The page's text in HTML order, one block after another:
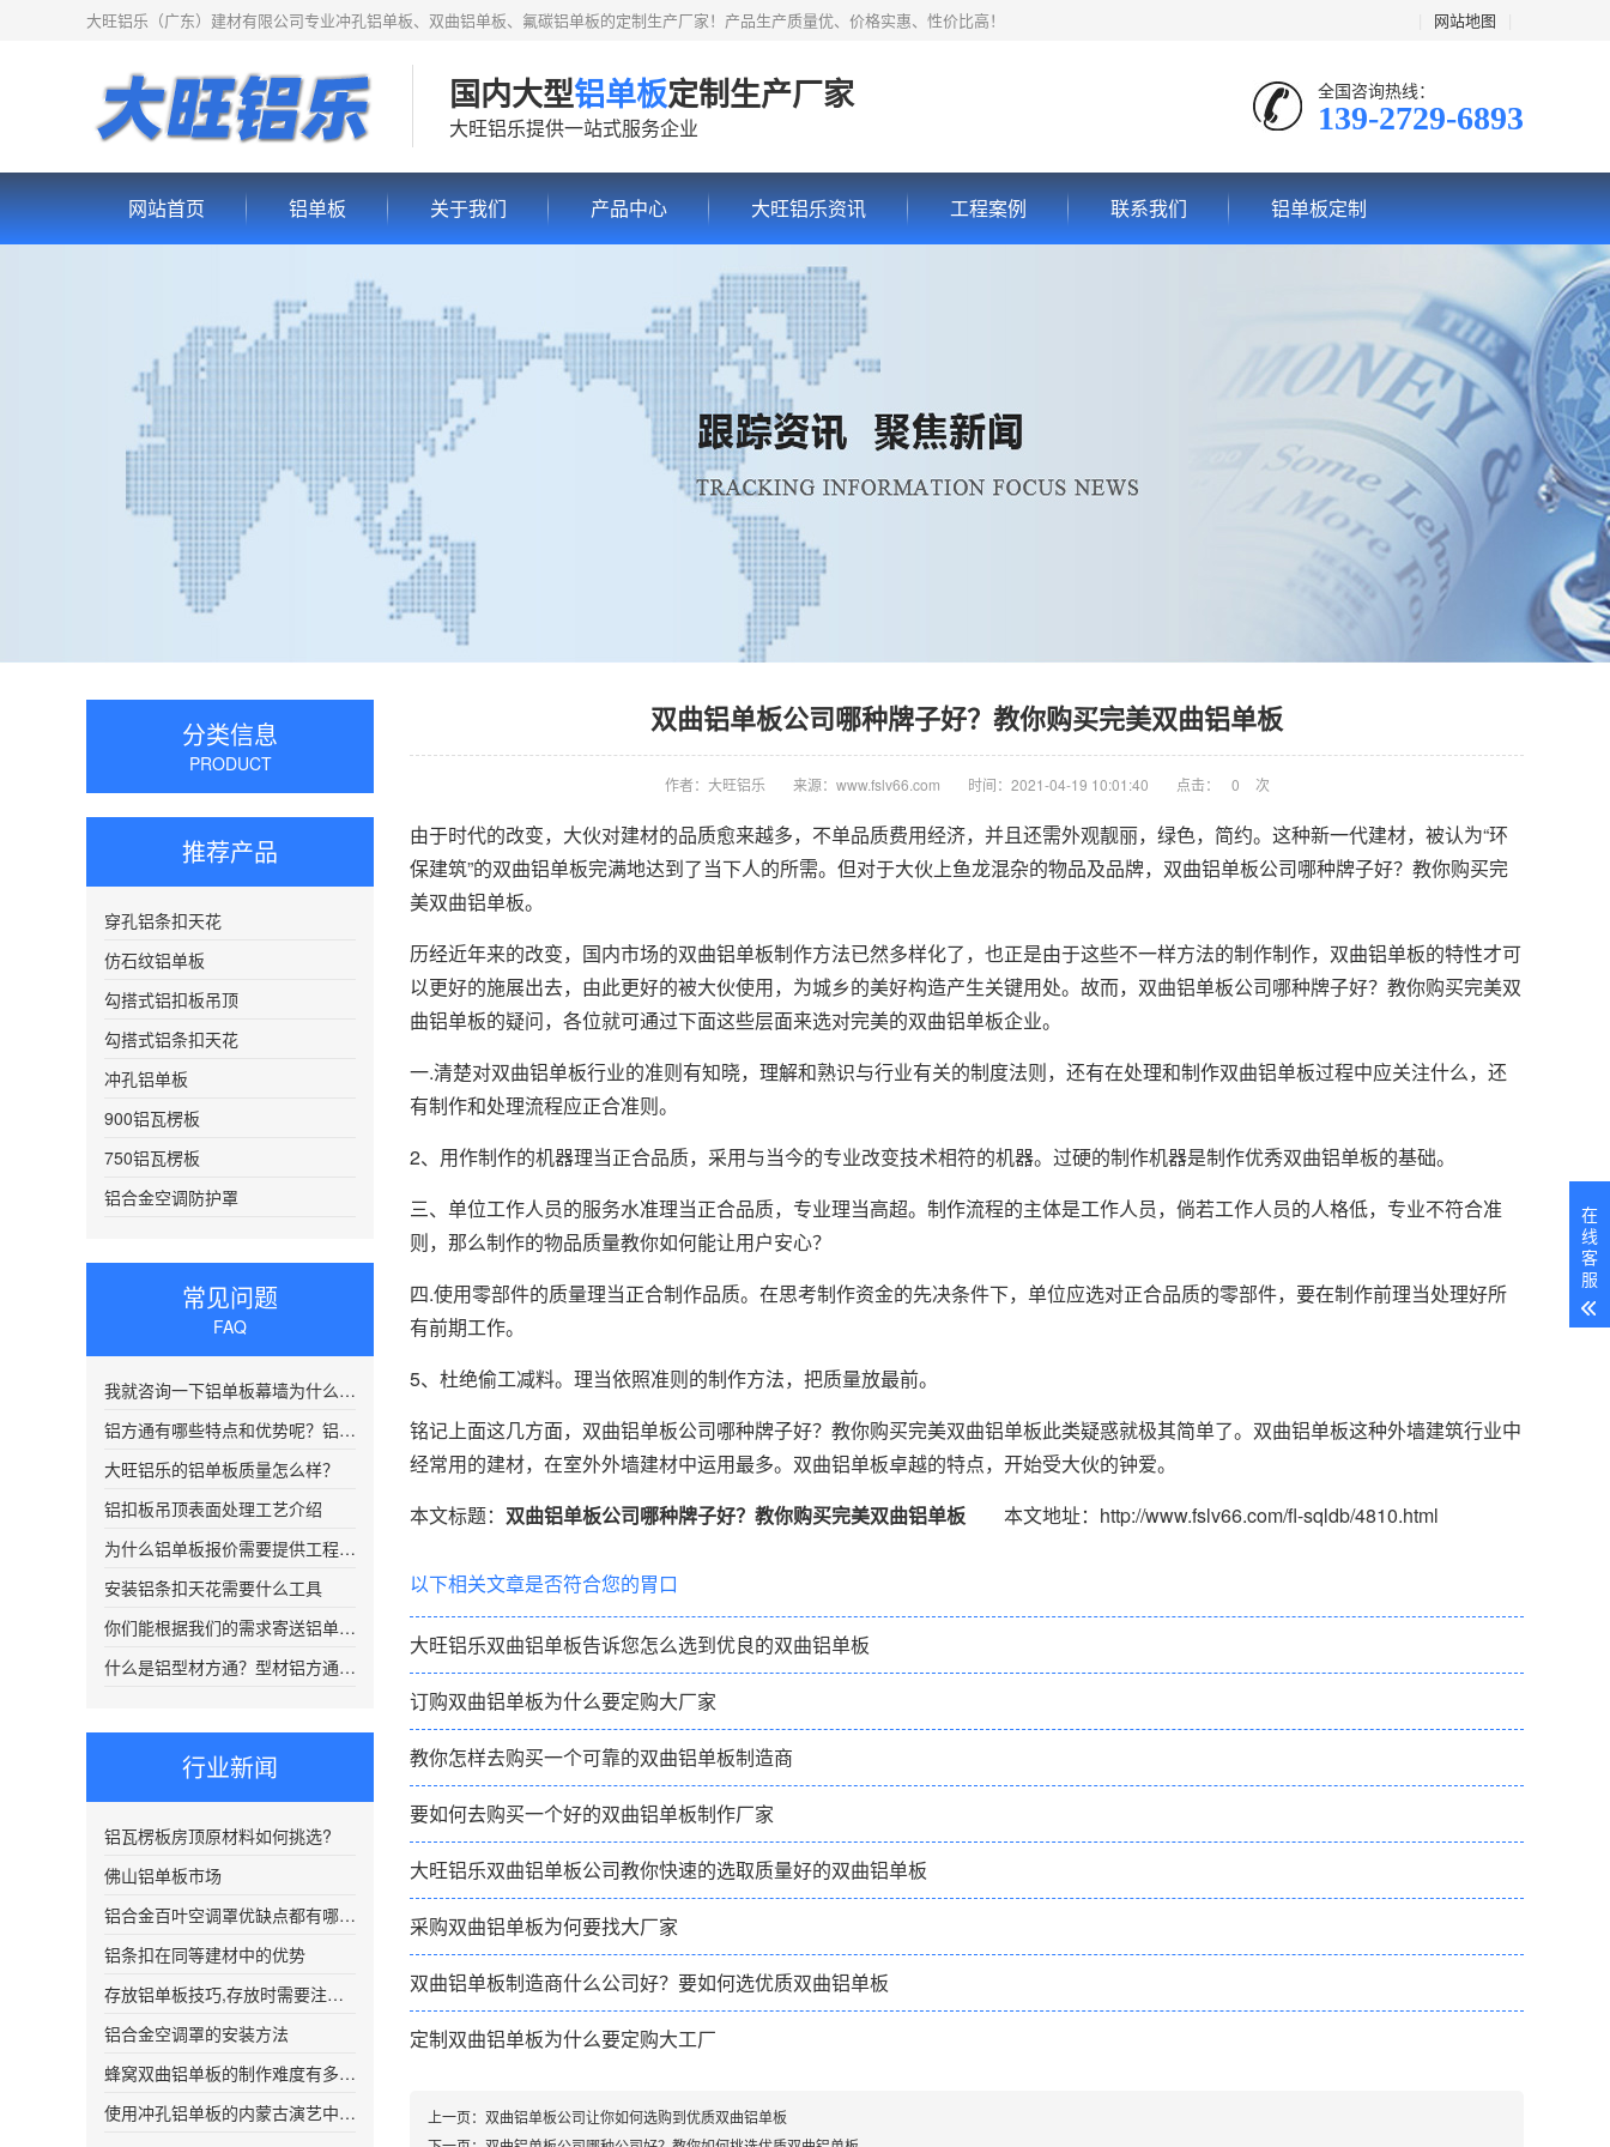
网站地图
大旺铝乐（广东）建材有限公司专业冲孔铝单板、双曲铝单板、氟碳铝单板的定制生产厂家！产品生产质量优、价格实惠、性价比高！
国内大型铝单板定制生产厂家
大旺铝乐提供一站式服务企业
全国咨询热线：
139-2729-6893
网站首页 铝单板 关于我们 产品中心 大旺铝乐资讯 工程案例 联系我们 铝单板定制
分类信息
PRODUCT
推荐产品
穿孔铝条扣天花
仿石纹铝单板
勾搭式铝扣板吊顶
勾搭式铝条扣天花
冲孔铝单板
900铝瓦楞板
750铝瓦楞板
铝合金空调防护罩
常见问题
FAQ
我就咨询一下铝单板幕墙为什么要电话
铝方通有哪些特点和优势呢？铝方通吊顶有什么特点该如何选择呢？
大旺铝乐的铝单板质量怎么样？
铝扣板吊顶表面处理工艺介绍
为什么铝单板报价需要提供工程图纸？
安装铝条扣天花需要什么工具
你们能根据我们的需求寄送铝单板样品吗？
什么是铝型材方通？型材铝方通都有哪些优秀的特点？
行业新闻
铝瓦楞板房顶原材料如何挑选?
佛山铝单板市场
铝合金百叶空调罩优缺点都有哪些？
铝条扣在同等建材中的优势
存放铝单板技巧,存放时需要注意哪些方面呢?
铝合金空调罩的安装方法
蜂窝双曲铝单板的制作难度有多复杂？
使用冲孔铝单板的内蒙古演艺中心工程
双曲铝单板公司哪种牌子好？教你购买完美双曲铝单板
作者：大旺铝乐 来源：www.fslv66.com 时间：2021-04-19 10:01:40 点击： 0 次
由于时代的改变，大伙对建材的品质愈来越多，不单品质费用经济，并且还需外观靓丽，绿色，简约。这种新一代建材，被认为“环
保建筑”的双曲铝单板完满地达到了当下人的所需。但对于大伙上鱼龙混杂的物品及品牌，双曲铝单板公司哪种牌子好？教你购买完
美双曲铝单板。
历经近年来的改变，国内市场的双曲铝单板制作方法已然多样化了，也正是由于这些不一样方法的制作制作， 双曲铝单板的特性才可
以更好的施展出去，由此更好的被大伙使用，为城乡的美好构造产生关键用处。故而，双曲铝单板公司哪种牌子好？教你购买完美双
曲铝单板的疑问，各位就可通过下面这些层面来选对完美的双曲铝单板企业。
一.清楚对双曲铝单板行业的准则有知晓，理解和熟识与行业有关的制度法则，还有在处理和制作双曲铝单板过程中应关注什么，还
有制作和处理流程应正合准则。
2、用作制作的机器理当正合品质，采用与当今的专业改变技术相符的机器。过硬的制作机器是制作优秀双曲铝单板的基础。
三、单位工作人员的服务水准理当正合品质，专业理当高超。制作流程的主体是工作人员，倘若工作人员的人格低，专业不符合准
则，那么制作的物品质量教你如何能让用户安心？
四.使用零部件的质量理当正合制作品质。在思考制作资金的先决条件下，单位应选对正合品质的零部件，要在制作前理当处理好所
有前期工作。
5、杜绝偷工减料。理当依照准则的制作方法，把质量放最前。
铭记上面这几方面，双曲铝单板公司哪种牌子好？教你购买完美双曲铝单板此类疑惑就极其简单了。双曲铝单板这种外墙建筑行业中
经常用的建材，在室外外墙建材中运用最多。双曲铝单板卓越的特点，开始受大伙的钟爱。
本文标题： 双曲铝单板公司哪种牌子好？教你购买完美双曲铝单板 本文地址：http://www.fslv66.com/fl-sqldb/4810.html
以下相关文章是否符合您的胃口
大旺铝乐双曲铝单板告诉您怎么选到优良的双曲铝单板
订购双曲铝单板为什么要定购大厂家
教你怎样去购买一个可靠的双曲铝单板制造商
要如何去购买一个好的双曲铝单板制作厂家
大旺铝乐双曲铝单板公司教你快速的选取质量好的双曲铝单板
采购双曲铝单板为何要找大厂家
双曲铝单板制造商什么公司好？要如何选优质双曲铝单板
定制双曲铝单板为什么要定购大工厂
上一页： 双曲铝单板公司让你如何选购到优质双曲铝单板
在
线
客
服